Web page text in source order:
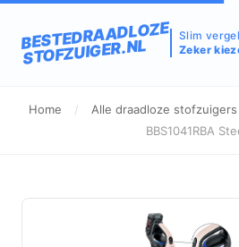
BESTEDRAADLOZE
STOFZUIGER.NL
Slim
Zeker
Home / Alle draadloze stofzuigers
BBS1041RBA